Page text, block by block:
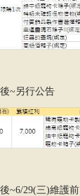
~另行公告
~6/29(三)維護前